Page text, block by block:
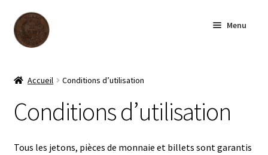
Aller
à
Aller
au
contenu
Menu
Accueil Conditions d’utilisation
Conditions d’utilisation
Tous les jetons, pièces de monnaie et billets sont garantis